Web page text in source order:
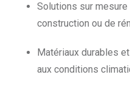
Solutions sur
construction ou de
Matériaux durables
aux conditions